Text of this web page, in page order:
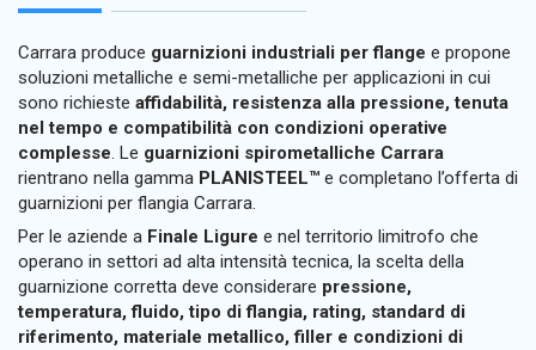
Carrara produce guarnizioni industriali per flange e propone
soluzioni metalliche e semi-metalliche per applicazioni in cui
sono richieste affidabilità, resistenza alla pressione, tenuta
nel tempo e compatibilità con condizioni operative
complesse . Le guarnizioni spirometalliche Carrara
rientrano nella gamma PLANISTEEL™ e completano l’offerta di
guarnizioni per flangia Carrara.
Per le aziende a Finale Ligure e nel territorio limitrofo che
operano in settori ad alta intensità tecnica, la scelta della
guarnizione corretta deve considerare pressione,
temperatura, fluido, tipo di flangia, rating, standard di
riferimento, materiale metallico, filler e condizioni di